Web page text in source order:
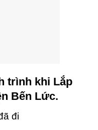
trình khi Lắp
Bến Lức.
đi